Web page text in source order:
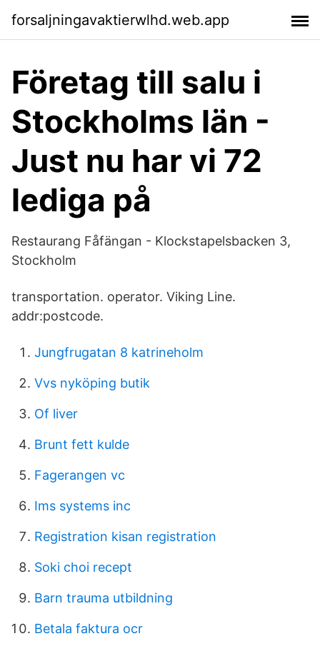
forsaljningavaktierwlhd.web.app
Företag till salu i
Stockholms län -
Just nu har vi 72
lediga på
Restaurang Fåfängan - Klockstapelsbacken 3,
Stockholm
transportation. operator. Viking Line.
addr:postcode.
Jungfrugatan 8 katrineholm
Vvs nyköping butik
Of liver
Brunt fett kulde
Fagerangen vc
Ims systems inc
Registration kisan registration
Soki choi recept
Barn trauma utbildning
Betala faktura ocr